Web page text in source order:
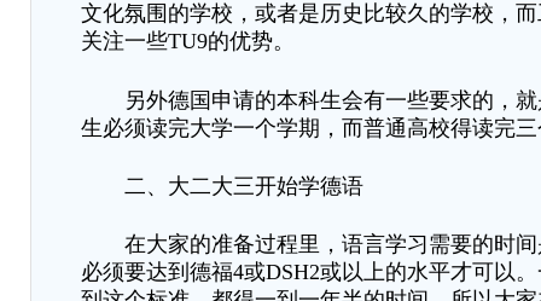
文化氛围的学校，或者是历史比较久的学校，
关注一些TU9的优势。
另外德国申请的本科生会有一些要求的，就
生必须读完大学一个学期，而普通高校得读完
二、大二大三开始学德语
在大家的准备过程里，语言学习需要的时间
必须要达到德福4或DSH2或以上的水平才可以